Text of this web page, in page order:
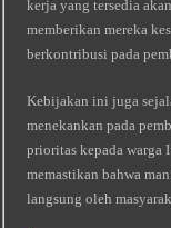
kerja yang tersedia
memberikan mereka
berkontribusi pada
Kebijakan ini juga
menekankan pada
prioritas kepada warga
memastikan bahwa
langsung oleh